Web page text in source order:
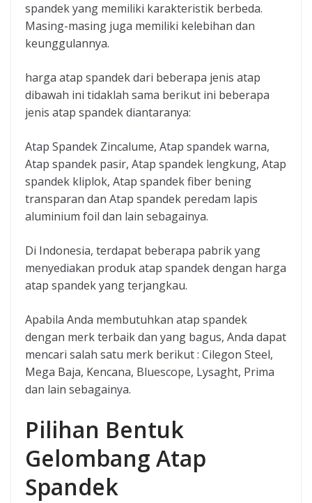
spandek yang memiliki karakteristik berbeda.
Masing-masing juga memiliki kelebihan dan
keunggulannya.
harga atap spandek dari beberapa jenis atap
dibawah ini tidaklah sama berikut ini beberapa
jenis atap spandek diantaranya:
Atap Spandek Zincalume, Atap spandek warna,
Atap spandek pasir, Atap spandek lengkung, Atap
spandek kliplok, Atap spandek fiber bening
transparan dan Atap spandek peredam lapis
aluminium foil dan lain sebagainya.
Di Indonesia, terdapat beberapa pabrik yang
menyediakan produk atap spandek dengan harga
atap spandek yang terjangkau.
Apabila Anda membutuhkan atap spandek
dengan merk terbaik dan yang bagus, Anda dapat
mencari salah satu merk berikut : Cilegon Steel,
Mega Baja, Kencana, Bluescope, Lysaght, Prima
dan lain sebagainya.
Pilihan Bentuk
Gelombang Atap
Spandek